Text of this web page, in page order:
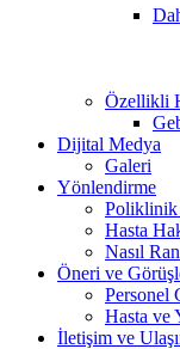
Özellikli
Dijital Medya
Galeri
Yönlendirme
Poliklinik
Hasta
Nasıl
Öneri ve
Personel
Hasta ve
İletişim ve